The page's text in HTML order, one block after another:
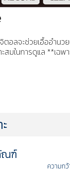
อลจะช่วยเอื้ออำนว
ะสมในการดูแล **เฉ
ณฑ์
ความก